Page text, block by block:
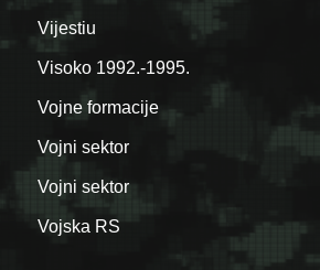
Vijestiu
Visoko 1992.-1995.
Vojne formacije
Vojni sektor
Vojni sektor
Vojska RS